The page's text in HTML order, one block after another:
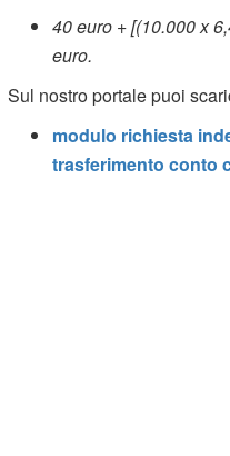
40 euro + [(10.000 x
euro.
Sul nostro portale puoi
modulo richiesta
trasferimento conto